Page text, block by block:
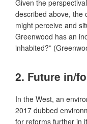
Given the
described above, the
might perceive and
Greenwood has an
inhabited?”
2. Future in/
In the West, an
2017 dubbed
for reforms further in